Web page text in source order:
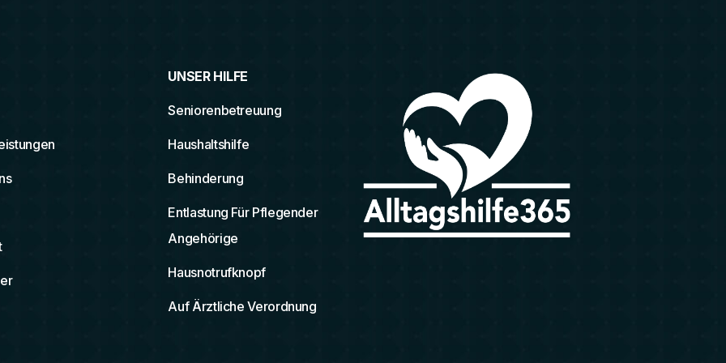
UNSER HILFE
Seniorenbetreuung
Haushaltshilfe
Behinderung
Entlastung Für Pflegender
Angehörige
Hausnotrufknopf
Auf Ärztliche Verordnung